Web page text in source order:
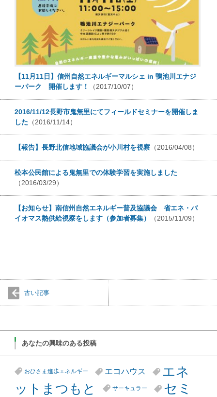
【11月11日】信州自然エネルギーマルシェ in 鴨池川エナジ
ーパーク 開催します！
（2017/10/07）
2016/11/12長野市鬼無里にてフィールドセミナーを開催しま
した （2016/11/14）
【報告】長野北信地域協議会が小川村を視察 （2016/04/08）
松本公民館による鬼無里での体験学習を実施しました
（2016/03/29）
【お知らせ】南信州自然エネルギー普及協議会 省エネ・バ
イオマス熱供給視察をします（参加者募集）
（2015/11/09）
古い記事
あなたの興味のある投稿
おひさま進歩エネルギー エコハウス
エネ
ットまつもと
サーキュラー
セミ